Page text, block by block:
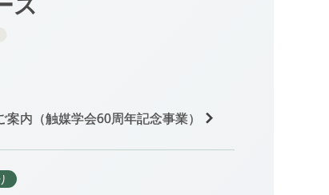
内（触媒学会60周年記念事業）